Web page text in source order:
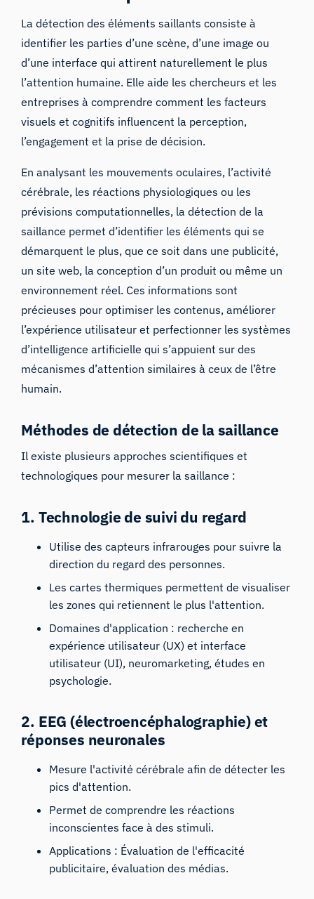
La détection des éléments saillants consiste à
identifier les parties d’une scène, d’une image ou
d’une interface qui attirent naturellement le plus
l’attention humaine. Elle aide les chercheurs et les
entreprises à comprendre comment les facteurs
visuels et cognitifs influencent la perception,
l’engagement et la prise de décision.
En analysant les mouvements oculaires, l’activité
cérébrale, les réactions physiologiques ou les
prévisions computationnelles, la détection de la
saillance permet d’identifier les éléments qui se
démarquent le plus, que ce soit dans une publicité,
un site web, la conception d’un produit ou même un
environnement réel. Ces informations sont
précieuses pour optimiser les contenus, améliorer
l’expérience utilisateur et perfectionner les systèmes
d’intelligence artificielle qui s’appuient sur des
mécanismes d’attention similaires à ceux de l’être
humain.
Méthodes de détection de la saillance
Il existe plusieurs approches scientifiques et
technologiques pour mesurer la saillance :
1. Technologie de suivi du regard
Utilise des capteurs infrarouges pour suivre la
direction du regard des personnes.
Les cartes thermiques permettent de visualiser
les zones qui retiennent le plus l'attention.
Domaines d'application : recherche en
expérience utilisateur (UX) et interface
utilisateur (UI), neuromarketing, études en
psychologie.
2. EEG (électroencéphalographie)et
réponses neuronales
Mesure l'activité cérébrale afin de détecter les
pics d'attention.
Permet de comprendre les réactions
inconscientes face à des stimuli.
Applications : Évaluation de l'efficacité
publicitaire, évaluation des médias.